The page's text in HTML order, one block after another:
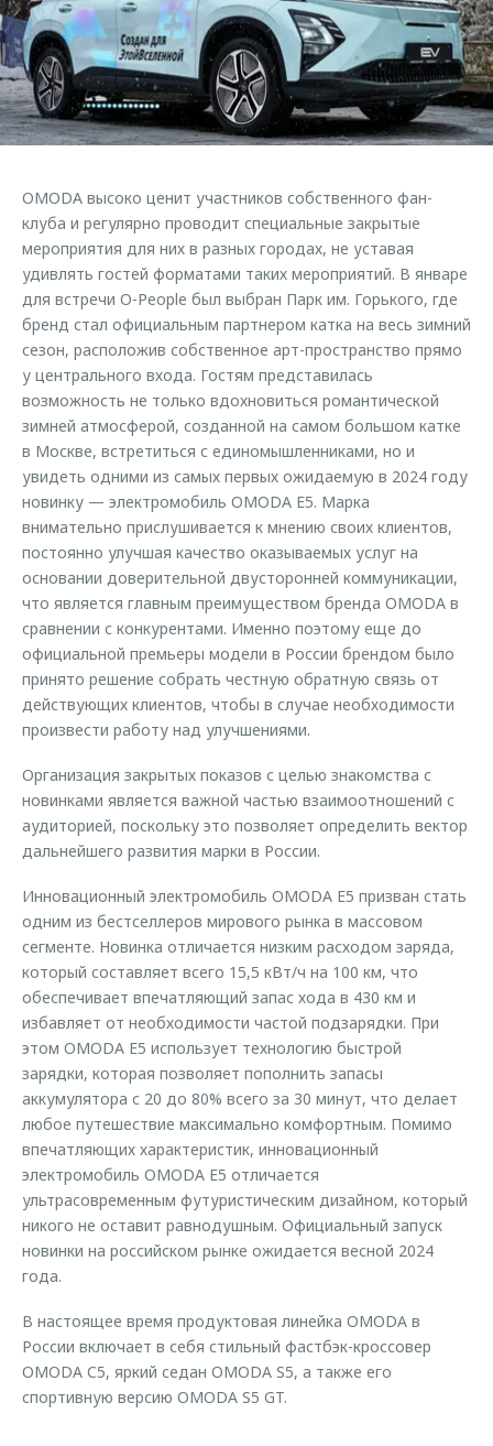
Страхование
Кредитный калькулятор
Аксессуары
Одежда и сувениры
Запчасти
Трейд-ин
Калькулятор трейд-ин
Клиентская поддержка
O&J Автоклуб
Клуб владельцев OMODA
Приложение O&J
Одежда и сувениры
Оригинальные аксессуары
Запчасти
Обратная связь
OMODA высоко ценит участников собственного фан-
клуба и регулярно проводит специальные закрытые
мероприятия для них в разных городах, не уставая
удивлять гостей форматами таких мероприятий. В январе
для встречи O-People был выбран Парк им. Горького, где
бренд стал официальным партнером катка на весь зимний
сезон, расположив собственное арт-пространство прямо
у центрального входа. Гостям представилась
возможность не только вдохновиться романтической
зимней атмосферой, созданной на самом большом катке
в Москве, встретиться с единомышленниками, но и
увидеть одними из самых первых ожидаемую в 2024 году
новинку — электромобиль OMODA E5. Марка
внимательно прислушивается к мнению своих клиентов,
постоянно улучшая качество оказываемых услуг на
основании доверительной двусторонней коммуникации,
что является главным преимуществом бренда OMODA в
сравнении с конкурентами. Именно поэтому еще до
официальной премьеры модели в России брендом было
принято решение собрать честную обратную связь от
действующих клиентов, чтобы в случае необходимости
произвести работу над улучшениями.
Организация закрытых показов с целью знакомства с
новинками является важной частью взаимоотношений с
аудиторией, поскольку это позволяет определить вектор
дальнейшего развития марки в России.
Инновационный электромобиль OMODA E5 призван стать
одним из бестселлеров мирового рынка в массовом
сегменте. Новинка отличается низким расходом заряда,
который составляет всего 15,5 кВт/ч на 100 км, что
обеспечивает впечатляющий запас хода в 430 км и
избавляет от необходимости частой подзарядки. При
этом OMODA E5 использует технологию быстрой
зарядки, которая позволяет пополнить запасы
аккумулятора с 20 до 80% всего за 30 минут, что делает
любое путешествие максимально комфортным. Помимо
впечатляющих характеристик, инновационный
электромобиль OMODA E5 отличается
ультрасовременным футуристическим дизайном, который
никого не оставит равнодушным. Официальный запуск
новинки на российском рынке ожидается весной 2024
года.
В настоящее время продуктовая линейка OMODA в
России включает в себя стильный фастбэк-кроссовер
OMODA C5, яркий седан OMODA S5, а также его
спортивную версию OMODA S5 GT.